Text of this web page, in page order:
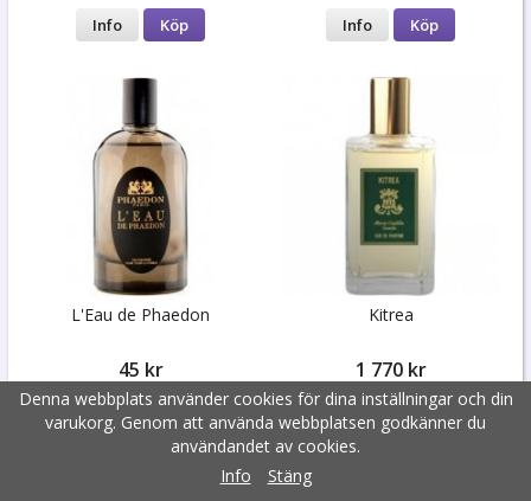
Info Köp Info Köp
L'Eau de Phaedon
45 kr
Info Köp
Kitrea
1 770 kr
Info Köp
Denna webbplats använder cookies för dina inställningar och din
varukorg. Genom att använda webbplatsen godkänner du
användandet av cookies.
Info
Stäng